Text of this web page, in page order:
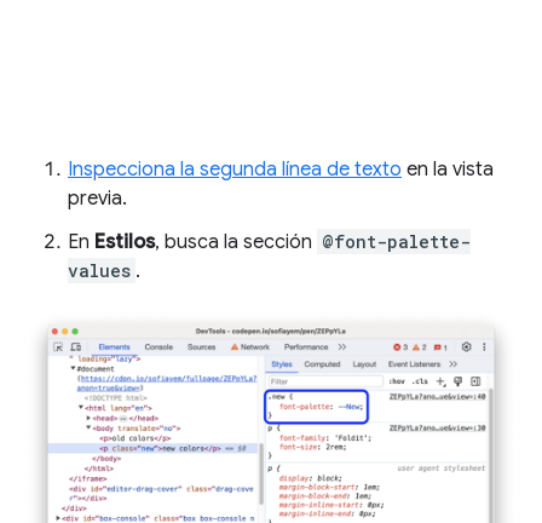
Inspecciona la segunda línea de texto en la vista
previa.
En Estilos, busca la sección @font-palette-
values .